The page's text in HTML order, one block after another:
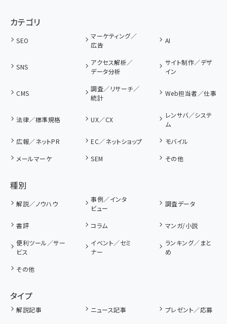
カテゴリ
SEO
マーケティング／
広告
AI
SNS
アクセス解析／
データ分析
サイト制作／デザ
イン
CMS
調査／リサーチ／
統計
Web担当者／仕事
法律／標準規格 UX／CX
レンサバ／システ
ム
広報／ネットPR
EC／ネットショップ
モバイル
メールマーケ
SEM その他
種別
解説／ノウハウ
事例／インタ
ビュー
調査データ
書評 コラム
マンガ/小説
便利ツール／サー
ビス
イベント／セミ
ナー
ランキング／まと
め
その他
タイプ
解説記事 ニュース記事
プレゼント／応募